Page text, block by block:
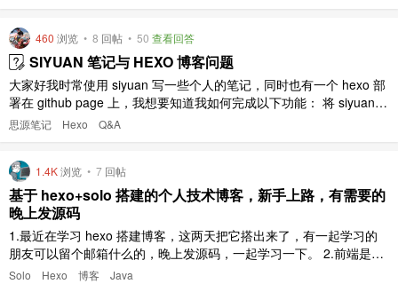
就常爱写 ..
460 浏览 • 8 回帖 • 50 查看回答
SIYUAN 笔记与 HEXO 博客问题
大家好我时常使用 siyuan 写一些个人的笔记，同时也有一个 hexo 部
署在 github page 上，我想要知道我如何完成以下功能： 将 siyuan
笔记中的图片上传至图床，同时更改 siyuan 笔记中图片的路径（将本
思源笔记 Hexo Q&A
1.4K浏览 • 7 回帖
基于 hexo+solo 搭建的个人技术博客，新手上路，有需要的
晚上发源码
1.最近在学习 hexo 搭建博客，这两天把它搭出来了，有一起学习的
朋友可以留个邮箱什么的，晚上发源码，一起学习一下。 2.前端是基
于 hexo 搭建，后台是基于 solo 开发的个人博客系统。 3.新手可以交
Solo Hexo 博客 Java